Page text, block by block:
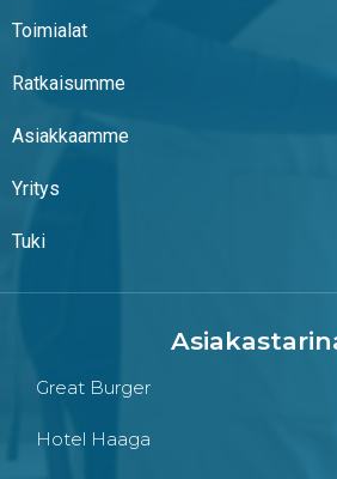
Toimialat
Ratkaisumme
Asiakkaamme
Yritys
Tuki
Great Burger
Hotel Haaga